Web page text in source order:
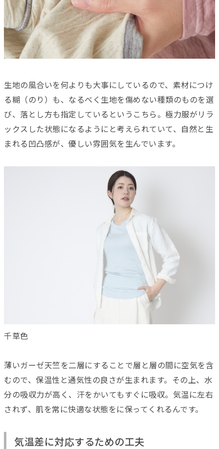
生地の風合いを何よりも大事にしているので、素材につけ
る糊（のり）も、なるべく生地を傷めない種類のものを選
び、落とし方も指定しているというこちら。極力服がリラ
ックスした状態になるようにと考えられていて、自然と生
まれる凹凸感が、優しい雰囲気を生んでいます。
千草色
薄いガーゼ天竺を二層にすることで層と層の間に空気を含
むので、保温性と通気性の良さが生まれます。その上、水
分の吸収力が高く、汗をかいてもすぐに吸収。気温に左右
されず、肌を常に快適な状態をに保ってくれるんです。
気温差に対応するための工夫